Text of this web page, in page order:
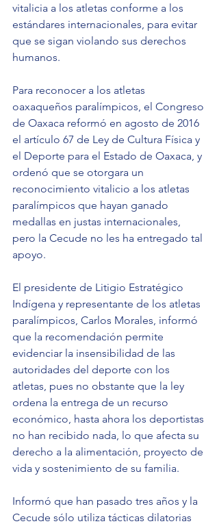
vitalicia a los atletas conforme a los
estándares internacionales, para evitar
que se sigan violando sus derechos
humanos.
Para reconocer a los atletas
oaxaqueños paralímpicos, el Congreso
de Oaxaca reformó en agosto de 2016
el artículo 67 de Ley de Cultura Física y
el Deporte para el Estado de Oaxaca, y
ordenó que se otorgara un
reconocimiento vitalicio a los atletas
paralímpicos que hayan ganado
medallas en justas internacionales,
pero la Cecude no les ha entregado tal
apoyo.
El presidente de Litigio Estratégico
Indígena y representante de los atletas
paralímpicos, Carlos Morales, informó
que la recomendación permite
evidenciar la insensibilidad de las
autoridades del deporte con los
atletas, pues no obstante que la ley
ordena la entrega de un recurso
económico, hasta ahora los deportistas
no han recibido nada, lo que afecta su
derecho a la alimentación, proyecto de
vida y sostenimiento de su familia.
Informó que han pasado tres años y la
Cecude sólo utiliza tácticas dilatorias